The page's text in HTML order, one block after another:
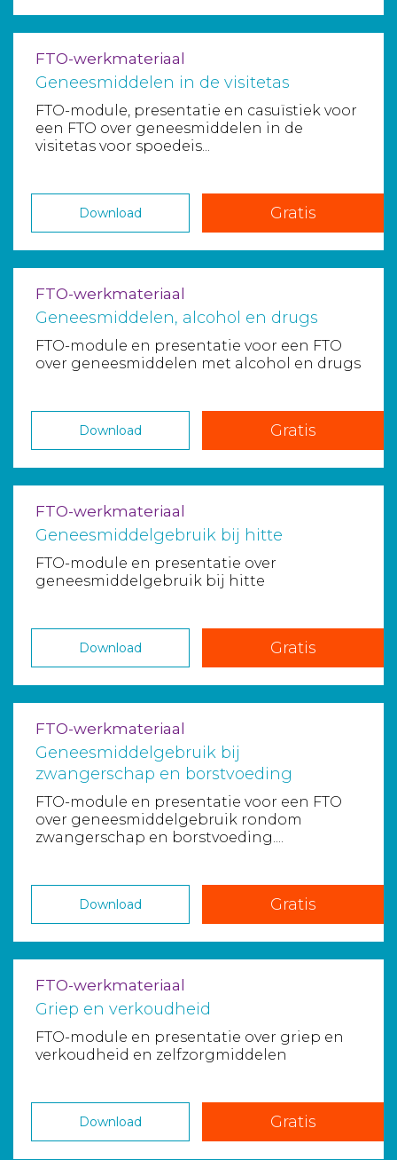
FTO-werkmateriaal
Geneesmiddelen in de visitetas
FTO-module, presentatie en casuïstiek voor
een FTO over geneesmiddelen in de
visitetas voor spoedeis...
Download Gratis
FTO-werkmateriaal
Geneesmiddelen, alcohol en drugs
FTO-module en presentatie voor een FTO
over geneesmiddelen met alcohol en drugs
Download Gratis
FTO-werkmateriaal
Geneesmiddelgebruik bij hitte
FTO-module en presentatie over
geneesmiddelgebruik bij hitte
Download Gratis
FTO-werkmateriaal
Geneesmiddelgebruik bij
zwangerschap en borstvoeding
FTO-module en presentatie voor een FTO
over geneesmiddelgebruik rondom
zwangerschap en borstvoeding....
Download Gratis
FTO-werkmateriaal
Griep en verkoudheid
FTO-module en presentatie over griep en
verkoudheid en zelfzorgmiddelen
Download Gratis